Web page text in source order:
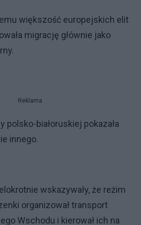
większość europejskich elit
migrację głównie jako
Reklama
polsko-białoruskiej pokazała
innego.
wskazywały, że reżim
organizował transport
Wschodu i kierował ich na